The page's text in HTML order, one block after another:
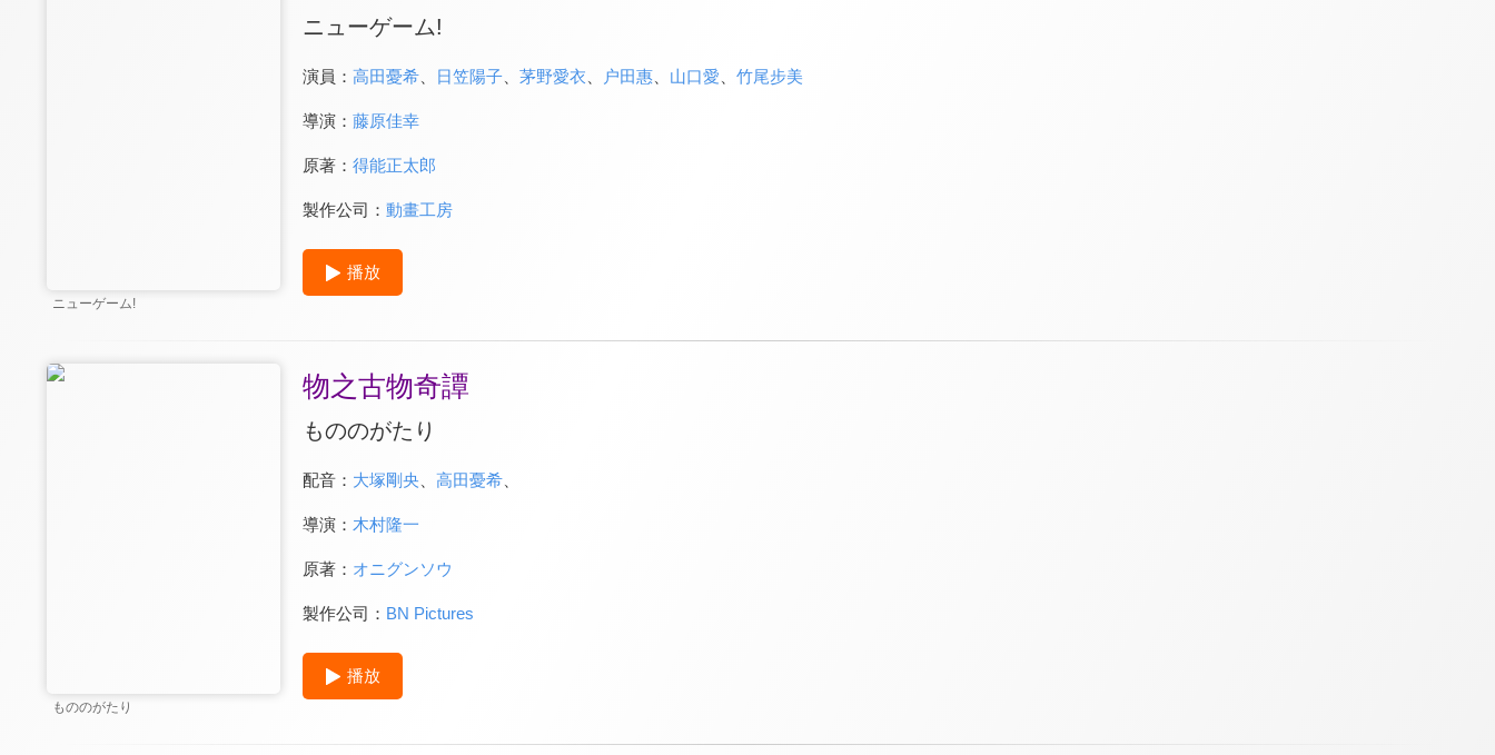
ニューゲーム!
ニューゲーム!
演員： 高田憂希、 日笠陽子、 茅野愛衣 户田惠、 山口愛 竹尾步美
導演： 藤原佳幸
原著： 得能正太郎
製作公司： 動畫工房
播放
もののがたり
物之古物奇譚
もののがたり
配音： 大塚剛央 高田憂希、
導演： 木村隆一
原著： オニグンソウ
製作公司： BN Pictures
播放